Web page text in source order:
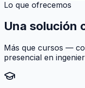
Lo que ofrecemos
Una solución
Más que cursos —
presencial en